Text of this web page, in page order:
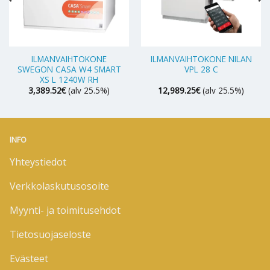
ILMANVAIHTOKONE
SWEGON CASA W4 SMART
XS L 1240W RH
3,389.52€ (alv 25.5%)
ILMANVAIHTOKONE NILAN
VPL 28 C
12,989.25€ (alv 25.5%)
INFO
Yhteystiedot
Verkkolaskutusosoite
Myynti- ja toimitusehdot
Tietosuojaseloste
Evästeet